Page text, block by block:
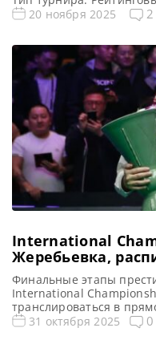
проведения
UK Championship 2025
турнира по снукеру 1/
[…]
20 ноября 2025 2
International
Жеребьевка,
призовой фонд
Финальные этапы
International
транслироваться в
со 2 по 9 ноября,
31 октября 2025 0